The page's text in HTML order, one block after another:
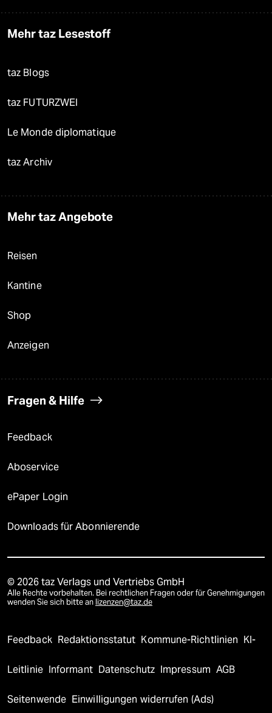
Mehr taz Lesestoff
taz Blogs
taz FUTURZWEI
Le Monde diplomatique
taz Archiv
Mehr taz Angebote
Reisen
Kantine
Shop
Anzeigen
Fragen & Hilfe
Feedback
Aboservice
ePaper Login
Downloads für Abonnierende
© 2026 taz Verlags und Vertriebs GmbH
Alle Rechte vorbehalten. Bei rechtlichen Fragen oder für Genehmigungen
wenden Sie sich bitte an lizenzen@taz.de
Feedback Redaktionsstatut Kommune-Richtlinien KI-
Leitlinie Informant Datenschutz Impressum AGB
Seitenwende Einwilligungen widerrufen (Ads)